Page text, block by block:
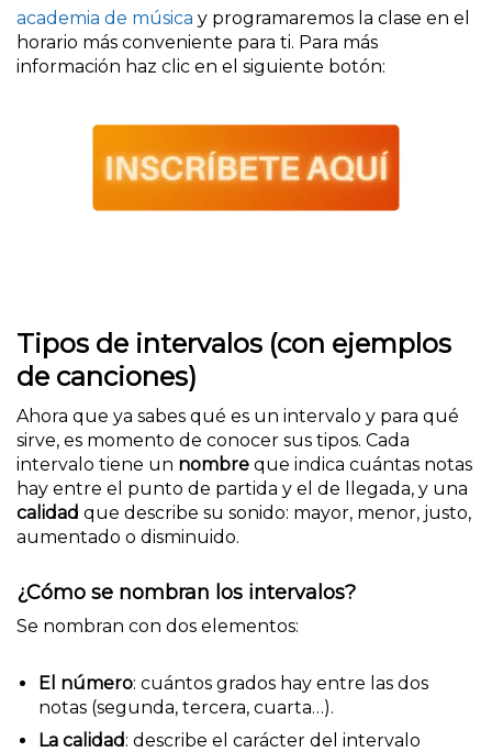
academia de música y programaremos la clase en el
horario más conveniente para ti. Para más
información haz clic en el siguiente botón:
Tipos de intervalos (con ejemplos
de canciones)
Ahora que ya sabes qué es un intervalo y para qué
sirve, es momento de conocer sus tipos. Cada
intervalo tiene un nombre que indica cuántas notas
hay entre el punto de partida y el de llegada, y una
calidad que describe su sonido: mayor, menor, justo,
aumentado o disminuido.
¿Cómo se nombran los intervalos?
Se nombran con dos elementos:
El número: cuántos grados hay entre las dos
notas (segunda, tercera, cuarta…).
La calidad: describe el carácter del intervalo